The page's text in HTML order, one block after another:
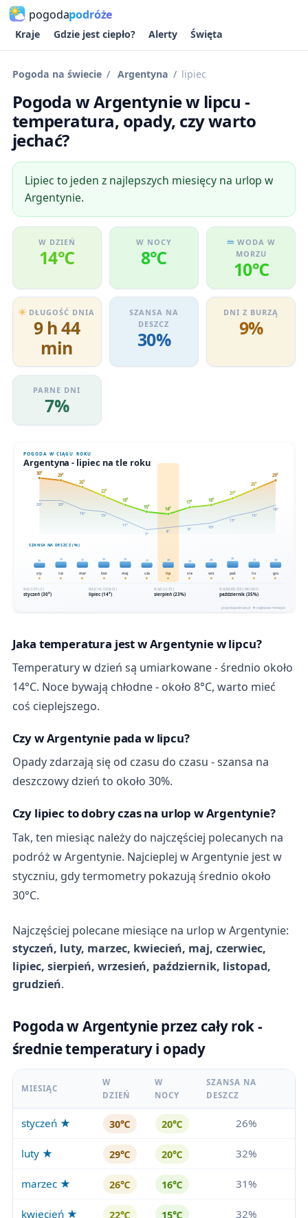
pogodapodróże
Kraje Gdzie jest ciepło? Alerty Święta
Pogoda na świecie Argentyna lipiec
Pogoda w Argentynie w lipcu -
temperatura, opady, czy warto
jechać?
Lipiec to jeden z najlepszych miesięcy na urlop w
Argentynie.
W DZIEŃ
14℃
W NOCY
8℃
WODA W
MORZU
10℃
DŁUGOŚĆ DNIA
9 h 44
min
SZANSA NA
DESZCZ
30%
DNI Z BURZĄ
9%
PARNE DNI
7%
Jaka temperatura jest w Argentynie w lipcu?
Temperatury w dzień są umiarkowane - średnio około
14°C. Noce bywają chłodne - około 8°C, warto mieć
coś cieplejszego.
Czy w Argentynie pada w lipcu?
Opady zdarzają się od czasu do czasu - szansa na
deszczowy dzień to około 30%.
Czy lipiec to dobry czas na urlop w Argentynie?
Tak, ten miesiąc należy do najczęściej polecanych na
podróż w Argentynie. Najcieplej w Argentynie jest w
styczniu, gdy termometry pokazują średnio około
30°C.
Najczęściej polecane miesiące na urlop w Argentynie:
styczeń, luty, marzec, kwiecień, maj, czerwiec,
lipiec, sierpień, wrzesień, październik, listopad,
grudzień.
Pogoda w Argentynie przez cały rok -
średnie temperatury i opady
MIESIĄC
W
DZIEŃ
W
NOCY
SZANSA NA
DESZCZ
styczeń ★ 30℃ 20℃ 26%
luty ★ 29℃ 20℃ 32%
marzec ★ 26℃ 16℃ 31%
kwiecień ★ 22℃ 15℃ 32%